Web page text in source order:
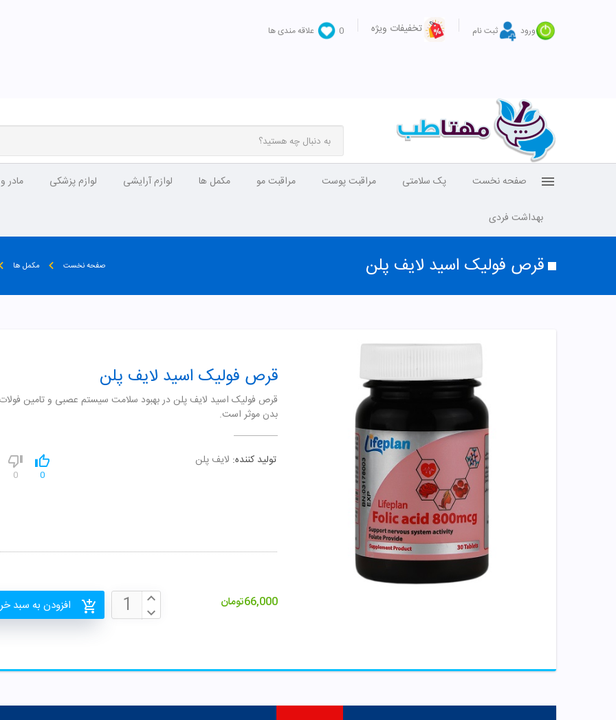
ورود ثبت نام تخفیفات ویژه 0 علاقه مندی ها
صفحه نخست پک سلامتی مراقبت پوست مراقبت مو مکمل ها لوازم آرایشی لوازم پزشکی مادر
بهداشت فردی
قرص فولیک اسید لایف پلن صفحه نخست مکمل ها
قرص فولیک اسید لایف پلن
قرص فولیک اسید لایف پلن در بهبود سلامت سیستم عصبی و تامین فولات
بدن موثر است.
تولید کننده: لایف پلن
0
0
66,000تومان افزودن به سبد